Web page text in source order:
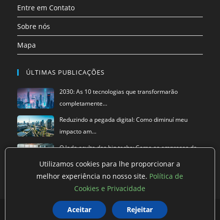
Entre em Contato
Sobre nós
Mapa
ÚLTIMAS PUBLICAÇÕES
2030: As 10 tecnologias que transformarão
completamente…
Reduzindo a pegada digital: Como diminuí meu
impacto am…
O lado oculto das big techs: Como as empresas de
Política de privacidade Termos de Uso Exclusão de Dados
Utilizamos cookies para lhe proporcionar a
melhor experiência no nosso site. Política de
Cookies e Privacidade
Aceitar Rejeitar